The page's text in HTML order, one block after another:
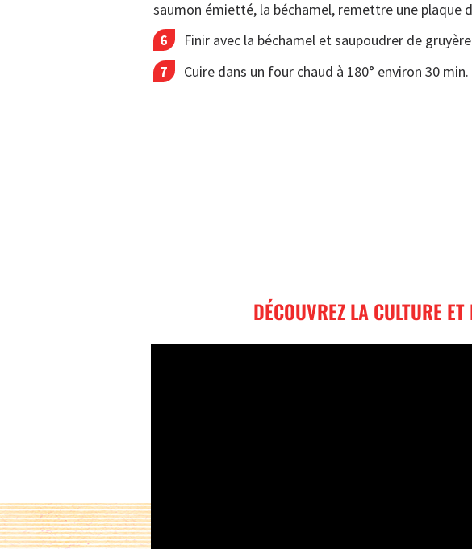
saumon émietté, la béchamel, remettre une plaque
Finir avec la béchamel et saupoudrer de
Cuire dans un four chaud à 180° environ 30 min.
DÉCOUVREZ LA CULTURE